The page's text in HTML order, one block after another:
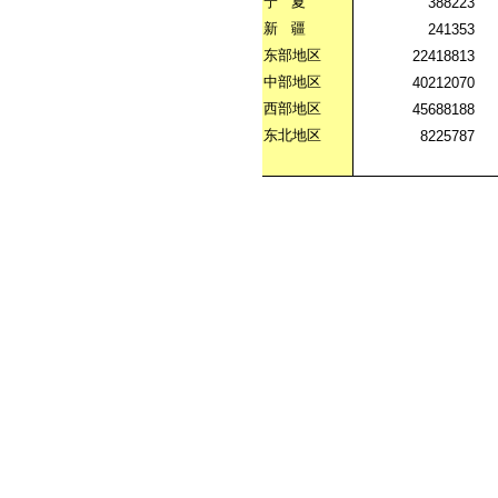
新
疆
241353
东部地区
22418813
中部地区
40212070
西部地区
45688188
东北地区
8225787